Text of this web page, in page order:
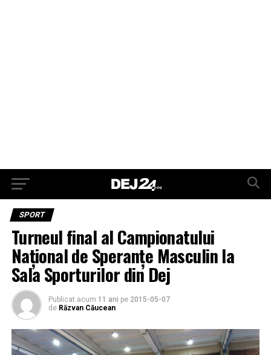
SPORT
Turneul final al Campionatului
Național de Speranțe Masculin la
Sala Sporturilor din Dej
Publicat acum 11 ani pe 2015-05-07
de Răzvan Căucean